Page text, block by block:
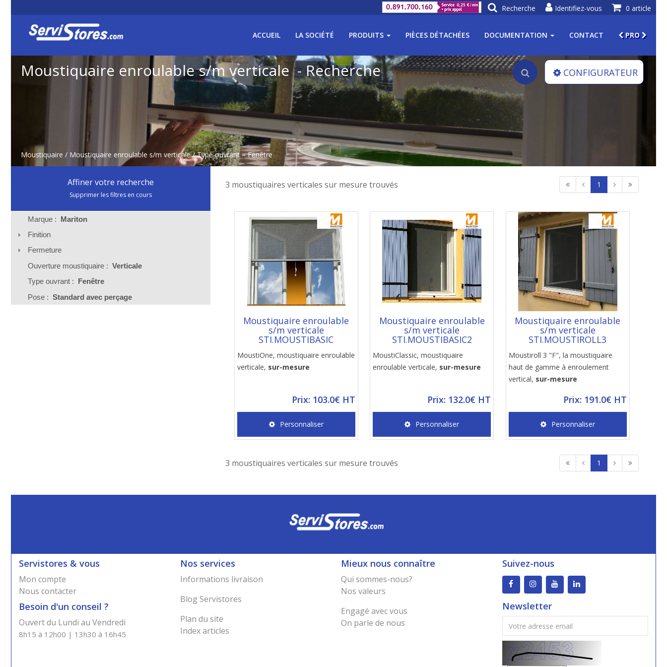
0 article
Identifiez-vous
Recherche
ACCUEIL LA SOCIÉTÉ PRODUITS PIÈCES DÉTACHÉES DOCUMENTATION CONTACT PRO
Moustiquaire enroulable s/m verticale - Recherche
Moustiquaire / Moustiquaire enroulable s/m verticale / Type ouvrant = Fenêtre
CONFIGURATEUR
Affiner votre recherche
Supprimer les filtres en cours
Marque : Mariton
Finition
Fermeture
Ouverture moustiquaire : Verticale
Type ouvrant : Fenêtre
Pose : Standard avec perçage
3 moustiquaires verticales sur mesure trouvés 1
Moustiquaire enroulable
s/m verticale
STI.MOUSTIBASIC
MoustiOne, moustiquaire enroulable
verticale, sur-mesure
Prix: 103.0€ HT
Personnaliser
Moustiquaire enroulable
s/m verticale
STI.MOUSTIBASIC2
MoustiClassic, moustiquaire
enroulable verticale, sur-mesure
Prix: 132.0€ HT
Personnaliser
Moustiquaire enroulable
s/m verticale
STI.MOUSTIROLL3
Moustiroll 3 "F", la moustiquaire
haut de gamme à enroulement
vertical, sur-mesure
Prix: 191.0€ HT
Personnaliser
3 moustiquaires verticales sur mesure trouvés 1
Servistores & vous
Mon compte
Nous contacter
Besoin d'un conseil ?
Ouvert du Lundi au Vendredi
8h15 à 12h00 | 13h30 à 16h45
Nos services
Informations livraison
Blog Servistores
Plan du site
Index articles
Mieux nous connaître
Qui sommes-nous?
Nos valeurs
Engagé avec vous
On parle de nous
Suivez-nous
Newsletter